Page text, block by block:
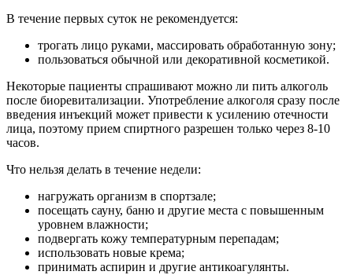
В течение первых суток не рекомендуется:
трогать лицо руками, массировать обработанную зону;
пользоваться обычной или декоративной косметикой.
Некоторые пациенты спрашивают можно ли пить алкоголь
после биоревитализации. Употребление алкоголя сразу после
введения инъекций может привести к усилению отечности
лица, поэтому прием спиртного разрешен только через 8-10
часов.
Что нельзя делать в течение недели:
нагружать организм в спортзале;
посещать сауну, баню и другие места с повышенным
уровнем влажности;
подвергать кожу температурным перепадам;
использовать новые крема;
принимать аспирин и другие антикоагулянты.